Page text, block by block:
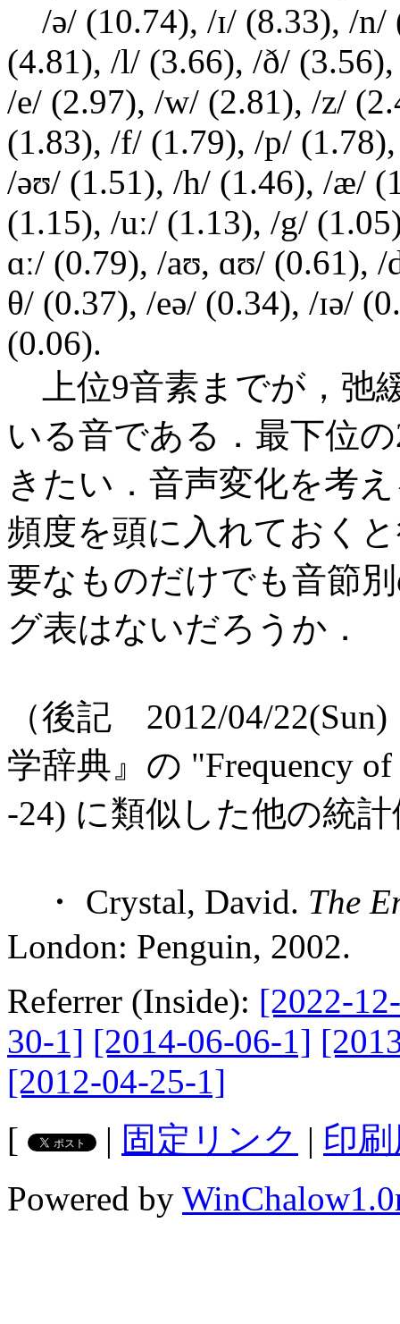
/ə/ (10.74), /ɪ/ (8.33), /n/
(4.81), /l/ (3.66), /ð/
/e/ (2.97), /w/ (2.81), /z/
(1.83), /f/ (1.79), /p/
/əʊ/ (1.51), /h/ (1.46), /æ/
(1.15), /uː/ (1.13), /g/
ɑː/ (0.79), /aʊ, ɑʊ/ (0.61),
θ/ (0.37), /eə/ (0.34), /ɪə/
(0.06).
上位9音素までが，弛
いる音である．最下位
きたい．音声変化を考
頻度を頭に入れておく
要なものだけでも音節
グ表はないだろうか．
（後記 2012/04/
学辞典』の "Frequency of
-24) に類似した他の統
・ Crystal, David. The
London: Penguin, 2002.
Referrer (Inside): [2022-
30-1] [2014-06-06-1]
[2012-04-25-1]
[
| 固定リンク | 印
Powered by